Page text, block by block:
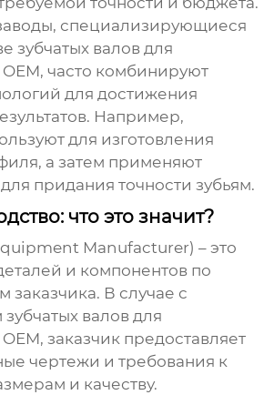
специализирующиеся
зубчатых валов для
, часто комбинируют
для достижения
Например,
для изготовления
а затем применяют
придания точности зубьям.
что это значит?
Manufacturer) – это
и компонентов по
В случае с
валов для
, заказчик предоставляет
чертежи и требования к
и качеству.